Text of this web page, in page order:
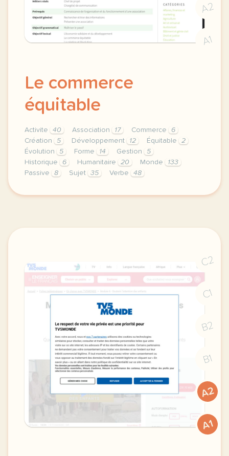
A2
A1
Le commerce
équitable
Activite 40 Association 17 Commerce
6
Création
5 Développement 12 Équitable
2
Évolution
5 Forme 14 Gestion
5
Historique
6 Humanitaire 20 Monde
133
Passive
8 Sujet 35 Verbe 48
theme gestion humanitaire duree 150 minutes 2
C2
C1
B2
B1
A2
A1